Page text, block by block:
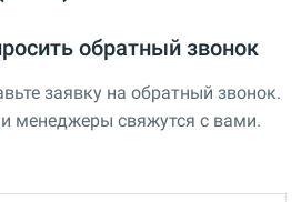
обратный звонок
заявку на обратный звонок.
менеджеры свяжутся с вами.